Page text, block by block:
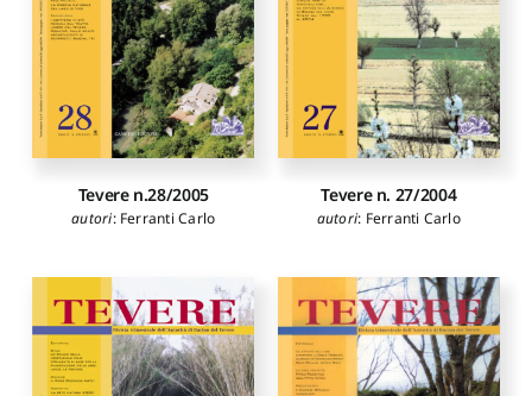
Tevere n.28/2005
autori: Ferranti Carlo
Tevere n. 27/2004
autori: Ferranti Carlo